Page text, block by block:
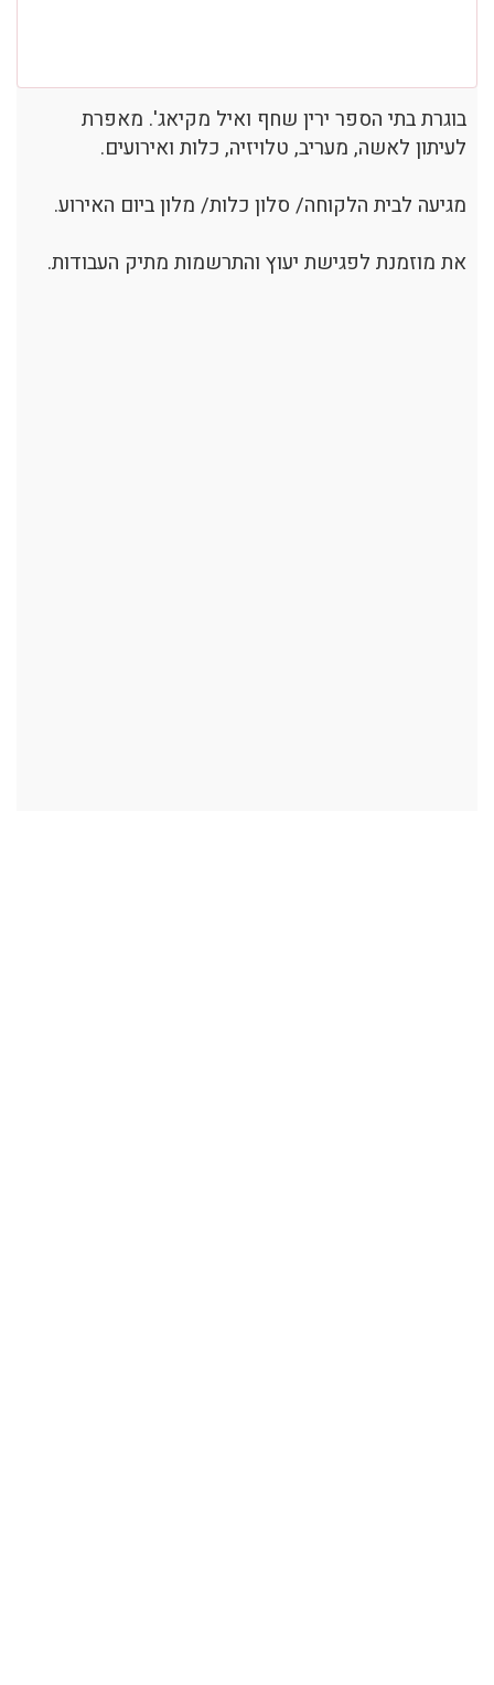
בוגרת בתי הספר ירין שחף ואיל מקיאג'. מאפרת
לעיתון לאשה, מעריב, טלויזיה, כלות ואירועים.
מגיעה לבית הלקוחה/ סלון כלות/ מלון ביום האירוע.
את מוזמנת לפגישת יעוץ והתרשמות מתיק העבודות.